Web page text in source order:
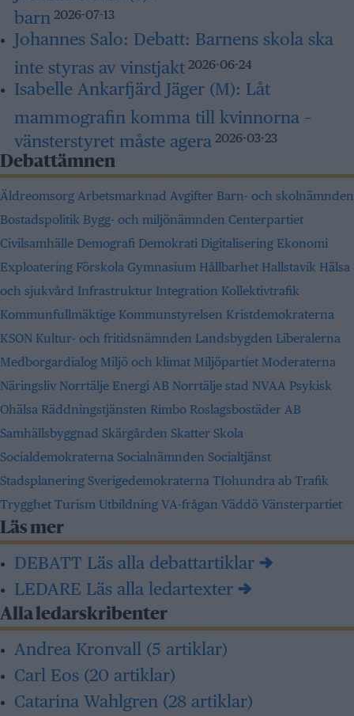
barn 2026-07-13
Johannes Salo: Debatt: Barnens skola ska
inte styras av vinstjakt 2026-06-24
Isabelle Ankarfjärd Jäger (M): Låt
mammografin komma till kvinnorna –
vänsterstyret måste agera 2026-03-23
Debattämnen
Äldreomsorg Arbetsmarknad Avgifter Barn- och skolnämnden
Bostadspolitik Bygg- och miljönämnden Centerpartiet
Civilsamhälle Demografi Demokrati Digitalisering Ekonomi
Exploatering Förskola Gymnasium Hållbarhet Hallstavik Hälsa
och sjukvård Infrastruktur Integration Kollektivtrafik
Kommunfullmäktige Kommunstyrelsen Kristdemokraterna
KSON Kultur- och fritidsnämnden Landsbygden Liberalerna
Medborgardialog Miljö och klimat Miljöpartiet Moderaterna
Näringsliv Norrtälje Energi AB Norrtälje stad NVAA Psykisk
Ohälsa Räddningstjänsten Rimbo Roslagsbostäder AB
Samhällsbyggnad Skärgården Skatter Skola
Socialdemokraterna Socialnämnden Socialtjänst
Stadsplanering Sverigedemokraterna TIohundra ab Trafik
Trygghet Turism Utbildning VA-frågan Väddö Vänsterpartiet
Läs mer
DEBATT Läs alla debattartiklar →
LEDARE Läs alla ledartexter →
Alla ledarskribenter
Andrea Kronvall (5 artiklar)
Carl Eos (20 artiklar)
Catarina Wahlgren (28 artiklar)